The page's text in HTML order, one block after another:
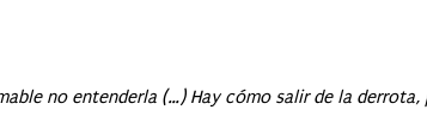
no entenderla (…) Hay cómo salir de la